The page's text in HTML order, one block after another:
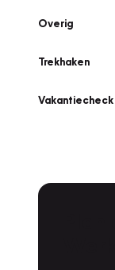
Overig
Trekhaken
Vakantiecheck